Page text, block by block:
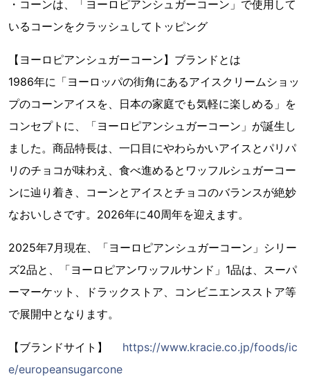
・コーンは、「ヨーロピアンシュガーコーン」で使用して
いるコーンをクラッシュしてトッピング
【ヨーロピアンシュガーコーン】ブランドとは
1986年に「ヨーロッパの街角にあるアイスクリームショッ
プのコーンアイスを、日本の家庭でも気軽に楽しめる」を
コンセプトに、「ヨーロピアンシュガーコーン」が誕生し
ました。商品特長は、一口目にやわらかいアイスとパリパ
リのチョコが味わえ、食べ進めるとワッフルシュガーコー
ンに辿り着き、コーンとアイスとチョコのバランスが絶妙
なおいしさです。2026年に40周年を迎えます。
2025年7月現在、「ヨーロピアンシュガーコーン」シリー
ズ2品と、「ヨーロピアンワッフルサンド」1品は、スーパ
ーマーケット、ドラックストア、コンビニエンスストア等
で展開中となります。
【ブランドサイト】 https://www.kracie.co.jp/foods/ic
e/europeansugarcone